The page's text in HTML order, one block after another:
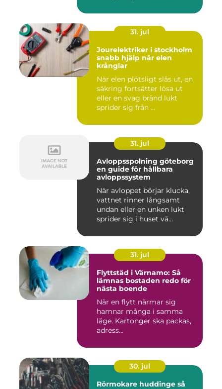
31. jul
Jourelektriker i stockholm
snabb hjälp när elen
krånglar
När elen plötsligt slås ut, en
säkring fortsätter lösa ut
eller en svag bränd lukt
sprider sig från ...
31. jul
Avloppsspolning göteborg
en guide för hållbara
avloppssystem
När avloppet börjar klucka,
vattnet rinner långsamt
undan eller en unken lukt
sprider sig i huset vä...
31. jul
Flyttstäd i Värnamo: Så
lämnas bostaden redo för
nästa boende
När en flytt närmar sig
hamnar många i samma
läge. Kartonger ska packas,
adress...
30. jul
Rörmokare huddinge så